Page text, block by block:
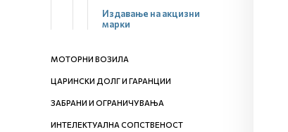
Издавање на акцизни
марки
МОТОРНИ ВОЗИЛА
ЦАРИНСКИ ДОЛГ И ГАРАНЦИИ
ЗАБРАНИ И ОГРАНИЧУВАЊА
ИНТЕЛЕКТУАЛНА СОПСТВЕНОСТ